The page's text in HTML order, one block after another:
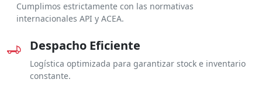
Cumplimos estrictamente con las normativas
internacionales API y ACEA.
Despacho Eficiente
Logística optimizada para garantizar stock e inventario
constante.